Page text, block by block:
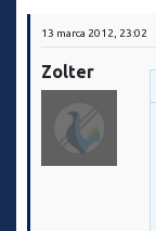
13 marca 2012, 23:02
Zolter